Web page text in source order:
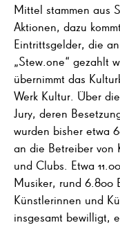
Mittel stammen aus
Aktionen, dazu
Eintrittsgelder, die
„Stew.one“ gezahlt
übernimmt das
Werk Kultur. Über
Jury, deren
wurden bisher etwa
an die Betreiber von
und Clubs. Etwa
Musiker, rund 6.800
Künstlerinnen und
insgesamt bewilligt,